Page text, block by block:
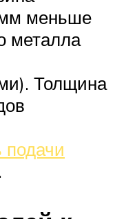
меньше
металла
Толщина
подачи